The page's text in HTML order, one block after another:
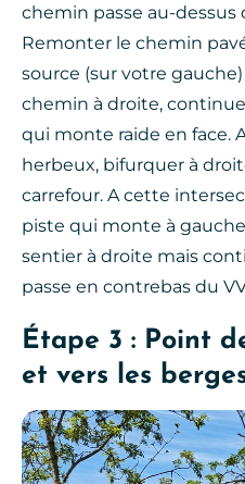
chemin passe au-dessus
Remonter le chemin
source (sur votre
chemin à droite,
qui monte raide en face.
herbeux, bifurquer à
carrefour. A cette
piste qui monte à
sentier à droite mais
passe en contrebas du
Étape 3 : Point
et vers les